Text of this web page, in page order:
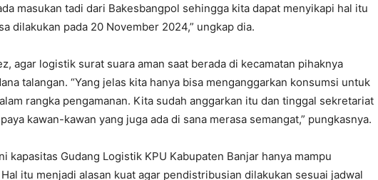
masukan tadi dari Bakesbangpol sehingga kita dapat menyikapi hal itu
dilakukan pada 20 November 2024,” ungkap dia.
agar logistik surat suara aman saat berada di kecamatan pihaknya
talangan. “Yang jelas kita hanya bisa menganggarkan konsumsi untuk
rangka pengamanan. Kita sudah anggarkan itu dan tinggal sekretariat
kawan-kawan yang juga ada di sana merasa semangat,” pungkasnya.
kapasitas Gudang Logistik KPU Kabupaten Banjar hanya mampu
itu menjadi alasan kuat agar pendistribusian dilakukan sesuai jadwal